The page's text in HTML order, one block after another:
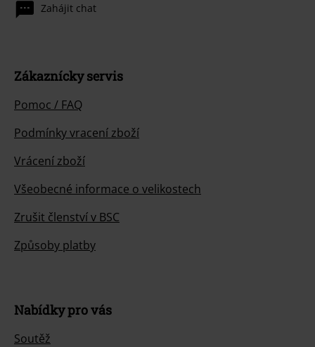
Zahájit chat
Zákaznícky servis
Pomoc / FAQ
Podmínky vracení zboží
Vrácení zboží
Všeobecné informace o velikostech
Zrušit členství v BSC
Způsoby platby
Nabídky pro vás
Soutěž